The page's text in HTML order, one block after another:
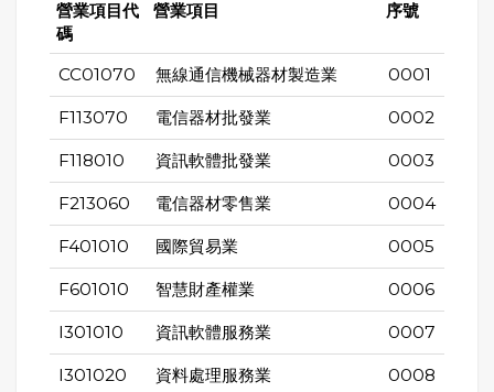
營業項目代
碼
營業項目 序號
CC01070 無線通信機械器材製造業 0001
F113070 電信器材批發業 0002
F118010 資訊軟體批發業 0003
F213060 電信器材零售業 0004
F401010 國際貿易業 0005
F601010 智慧財產權業 0006
I301010 資訊軟體服務業 0007
I301020 資料處理服務業 0008